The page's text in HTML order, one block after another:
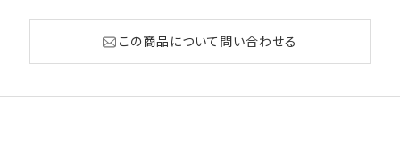
この商品について問い合わせる